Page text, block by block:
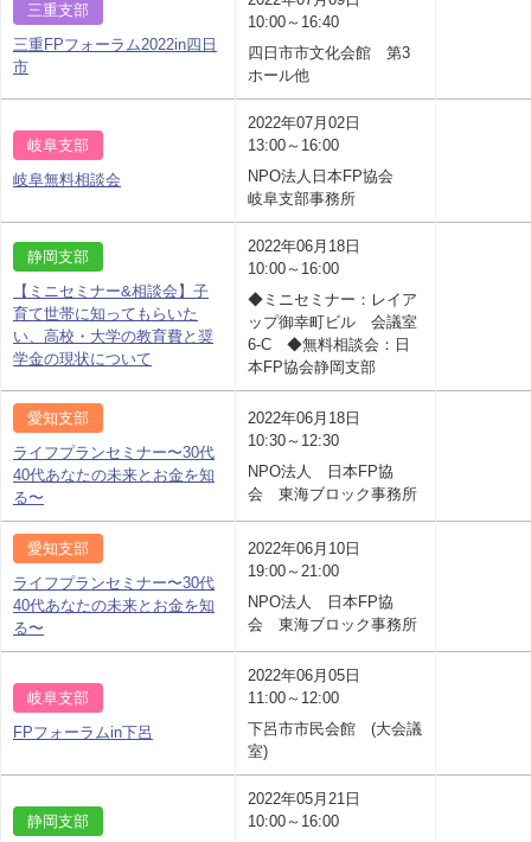
三重支部
三重FPフォーラム2022in四日
市
10:00～16:40
四日市市文化会館 第3
ホール他
岐阜支部
岐阜無料相談会
2022年07月02日
13:00～16:00
NPO法人日本FP協会
岐阜支部事務所
静岡支部
【ミニセミナー&相談会】子
育て世帯に知ってもらいた
い、高校・大学の教育費と奨
学金の現状について
2022年06月18日
10:00～16:00
◆ミニセミナー：レイア
ップ御幸町ビル 会議室
6-C ◆無料相談会：日
本FP協会静岡支部
愛知支部
ライフプランセミナー〜30代
40代あなたの未来とお金を知
る〜
2022年06月18日
10:30～12:30
NPO法人 日本FP協
会 東海ブロック事務所
愛知支部
ライフプランセミナー〜30代
40代あなたの未来とお金を知
る〜
2022年06月10日
19:00～21:00
NPO法人 日本FP協
会 東海ブロック事務所
岐阜支部
FPフォーラムin下呂
2022年06月05日
11:00～12:00
下呂市市民会館 (大会議
室)
静岡支部
2022年05月21日
10:00～16:00